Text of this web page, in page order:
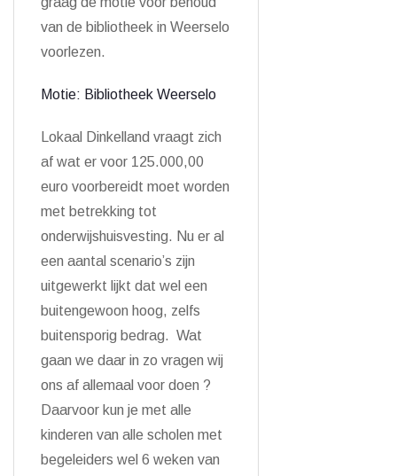
van de bibliotheek in Weerselo
voorlezen.
Motie: Bibliotheek Weerselo
Lokaal Dinkelland vraagt zich
af wat er voor 125.000,00
euro voorbereidt moet worden
met betrekking tot
onderwijshuisvesting. Nu er al
een aantal scenario’s zijn
uitgewerkt lijkt dat wel een
buitengewoon hoog, zelfs
buitensporig bedrag. Wat
gaan we daar in zo vragen wij
ons af allemaal voor doen ?
Daarvoor kun je met alle
kinderen van alle scholen met
begeleiders wel 6 weken van